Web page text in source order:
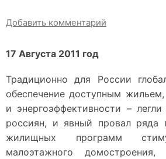
Добавить комментарий
17 Августа 2011 год
Традиционно для России
обеспечение доступным жильем,
и энергоэффективности –
россиян, и явный провал ряда
жилищных программ
малоэтажного